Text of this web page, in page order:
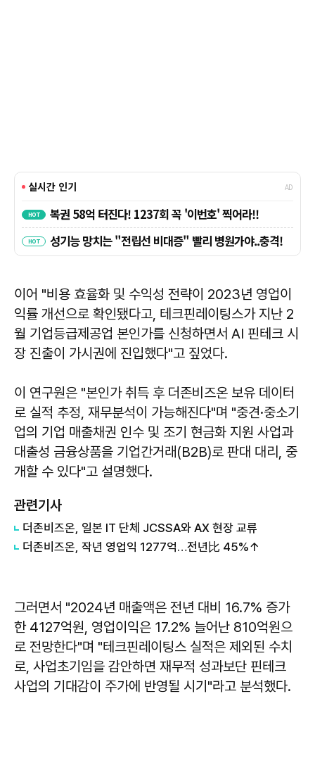
이어 "비용 효율화 및 수익성 전략이 2023년 영업이
익률 개선으로 확인됐다고, 테크핀레이팅스가 지난 2
월 기업등급제공업 본인가를 신청하면서 AI 핀테크 시
장 진출이 가시권에 진입했다"고 짚었다.
이 연구원은 "본인가 취득 후 더존비즈온 보유 데이터
로 실적 추정, 재무분석이 가능해진다"며 "중견·중소기
업의 기업 매출채권 인수 및 조기 현금화 지원 사업과
대출성 금융상품을 기업간거래(B2B)로 판대 대리, 중
개할 수 있다"고 설명했다.
관련기사
더존비즈온, 일본 IT 단체 JCSSA와 AX 현장 교류
더존비즈온, 작년 영업익 1277억…전년比 45%↑
그러면서 "2024년 매출액은 전년 대비 16.7% 증가
한 4127억원, 영업이익은 17.2% 늘어난 810억원으
로 전망한다"며 "테크핀레이팅스 실적은 제외된 수치
로, 사업초기임을 감안하면 재무적 성과보단 핀테크
사업의 기대감이 주가에 반영될 시기"라고 분석했다.